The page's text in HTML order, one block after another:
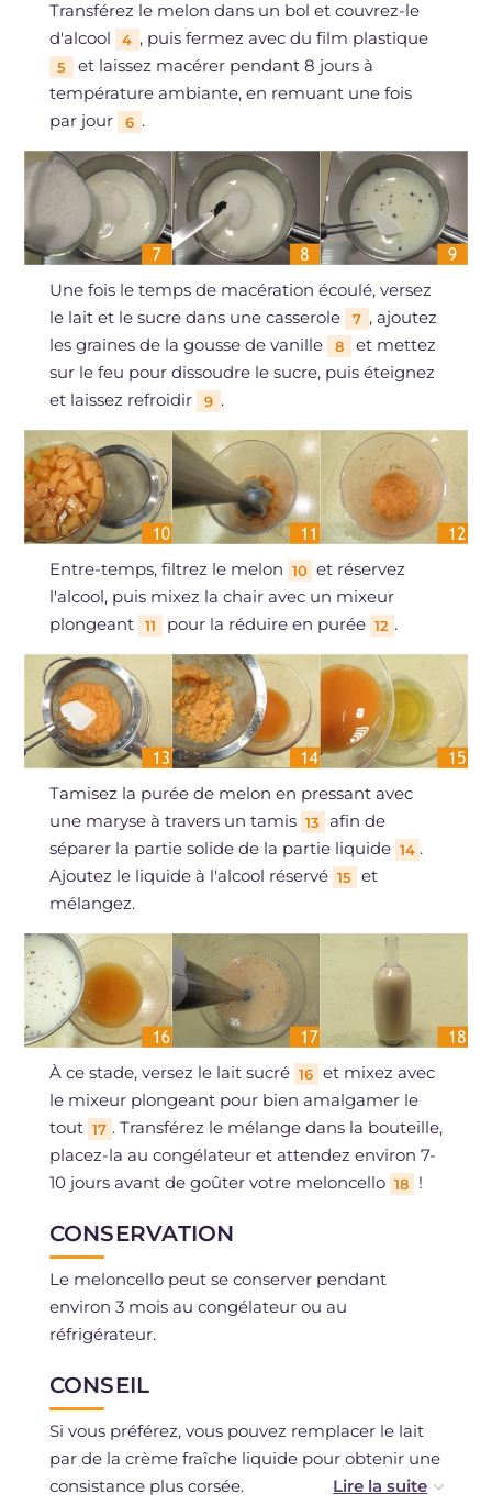
Transférez le melon dans un bol et couvrez-le
d'alcool
4 , puis fermez avec du film plastique
5
et laissez macérer pendant 8 jours à
température ambiante, en remuant une fois
par jour
6 .
Une fois le temps de macération écoulé, versez
le lait et le sucre dans une casserole
7 , ajoutez
les graines de la gousse de vanille
8
et mettez
sur le feu pour dissoudre le sucre, puis éteignez
et laissez refroidir
9 .
Entre-temps, filtrez le melon 10 et réservez
l'alcool, puis mixez la chair avec un mixeur
plongeant
11 pour la réduire en purée 12 .
Tamisez la purée de melon en pressant avec
une maryse à travers un tamis 13
afin de
séparer la partie solide de la partie liquide 14 .
Ajoutez le liquide à l'alcool réservé 15 et
mélangez.
À ce stade, versez le lait sucré 16 et mixez avec
le mixeur plongeant pour bien amalgamer le
tout 17 . Transférez le mélange dans la bouteille,
placez-la au congélateur et attendez environ 7-
10 jours avant de goûter votre meloncello 18 !
CONSERVATION
Le meloncello peut se conserver pendant
environ 3 mois au congélateur ou au
réfrigérateur.
CONSEIL
Si vous préférez, vous pouvez remplacer le lait
par de la crème fraîche liquide pour obtenir une
consistance plus corsée.